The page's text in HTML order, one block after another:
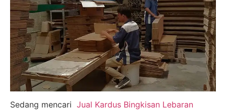
Sedang mencari Jual Kardus Bingkisan Lebaran